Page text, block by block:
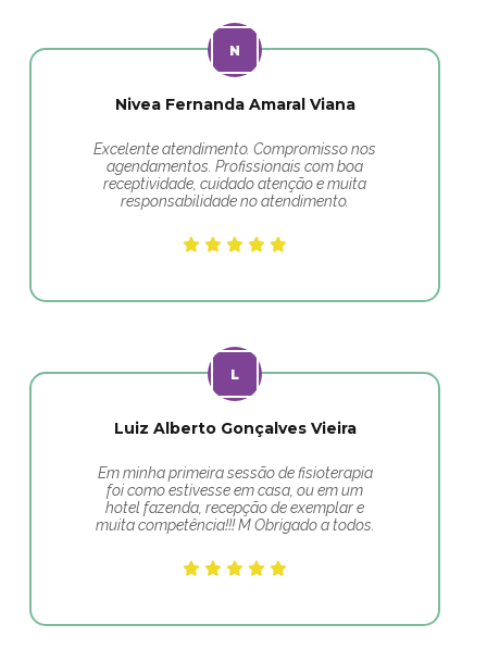
Nivea Fernanda Amaral Viana
Excelente atendimento. Compromisso nos
agendamentos. Profissionais com boa
receptividade, cuidado atenção e muita
responsabilidade no atendimento.
Luiz Alberto Gonçalves Vieira
Em minha primeira sessão de fisioterapia
foi como estivesse em casa, ou em um
hotel fazenda, recepção de exemplar e
muita competência!!! M Obrigado a todos.